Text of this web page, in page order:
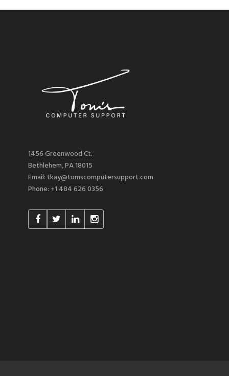
1456 Greenwood Ct.
Bethlehem, PA 18015
Email: tkay@tomscomputersupport.com
Phone: +1 484 626 0356